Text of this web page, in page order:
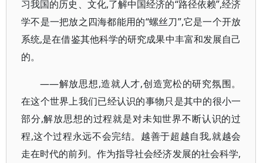
习我国的历史、文化,了解中国经济的“路径依赖”,经济
学不是一把放之四海都能用的“螺丝刀”,它是一个开放
系统,是在借鉴其他科学的研究成果中丰富和发展自己
的。
——解放思想,造就人才,创造宽松的研究氛围。
在这个世界上我们已经认识的事物只是其中的很小一
部分,解放思想的过程就是对未知世界不断认识的过
程,这个过程永远不会完结。越善于超越自我,就越会
走在时代的前列。作为指导社会经济发展的社会科学,